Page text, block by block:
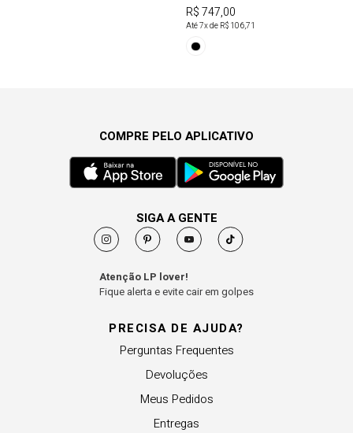
R$ 747,00
Até7x de R$ 106,71
PRECISA DE AJUDA?
Perguntas Frequentes
Devoluções
Meus Pedidos
Entregas
COMPRE PELO APLICATIVO
SIGA A GENTE
Atenção LP lover!
Fique alerta e evite cair em golpes